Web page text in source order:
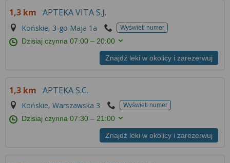
1,3 km APTEKA VITA S.J.
Końskie, 3-go Maja 1a Wyświetl numer
Dzisiaj czynna07:00 – 20:00
Znajdź leki w okolicy i zarezerwuj
1,3 km APTEKA S.C.
Końskie, Warszawska 3 Wyświetl numer
Dzisiaj czynna07:30 – 21:00
Znajdź leki w okolicy i zarezerwuj